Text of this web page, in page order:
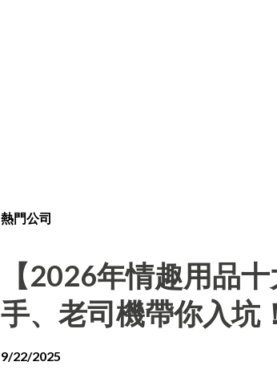
熱門公司
【2026年情趣用品
手、老司機帶你入坑！
9/22/2025